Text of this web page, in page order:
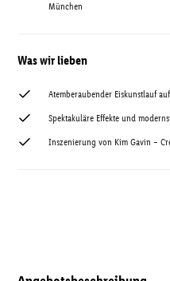
München
Was wir lieben
Atemberaubender Eiskunstlauf
Spektakuläre Effekte und
Inszenierung von Kim Gavin –